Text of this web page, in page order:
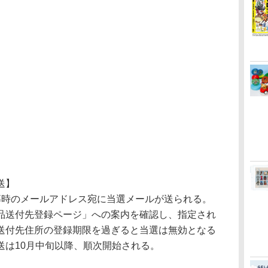
メールアドレス宛に当選メールが送られる。
送付先登録ページ」への案内を確認し、指定され
先住所の登録期限を過ぎると当選は無効となる
10月中旬以降、順次開始される。